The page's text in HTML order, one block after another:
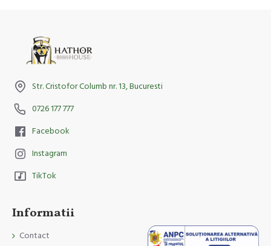
Str. Cristofor Columb nr. 13, Bucuresti
0726 177 777
Facebook
Instagram
TikTok
Informatii
Contact